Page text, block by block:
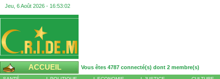
Jeu, 6 Août 2026 - 16:53:03
ACCUEIL Vous êtes 4787 connecté(s) dont 2 membre(s)